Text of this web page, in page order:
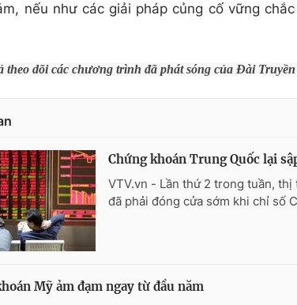
nếu như các giải pháp củng cố vững
theo dõi các chương trình đã phát sóng của Đài
Chứng khoán Trung Quốc lại
VTV.vn - Lần thứ 2 trong tuần,
đã phải đóng cửa sớm khi chỉ số
Mỹ ảm đạm ngay từ đầu năm